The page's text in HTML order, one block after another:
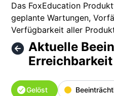
Das FoxEducation
geplante Wartungen,
Verfügbarkeit aller
Aktuelle
Erreichbarkeit
Gelöst